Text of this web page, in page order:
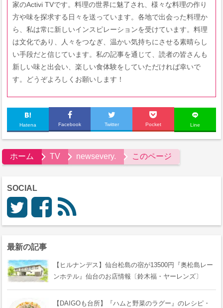
家のActivi TVです。料理の世界に魅了され、様々な料理の作り
方や味を探求する日々を送っています。各地で出会った料理か
ら、私は常に新しいインスピレーションを受けています。料理
は文化であり、人々をつなぎ、温かい気持ちにさせる素晴らし
い手段だと信じています。私の記事を通じて、読者の皆さんも
新しい味と出会い、楽しい食体験をしていただければ幸いで
す。どうぞよろしくお願いします！
Hatena Facebook Twitter Pocket Line
ホーム TV newsevery. このページ
SOCIAL
最新の記事
【ヒルナンデス】仙台松島の宿が13500円『奥松島レー
ンホテル』仙台のお店情報〔鈴木福・ヤーレンズ〕
【DAIGOも台所】『ハムと野菜のラグー』のレシピ・